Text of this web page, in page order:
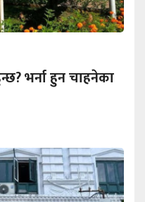
भर्ना हुन चाहनेका